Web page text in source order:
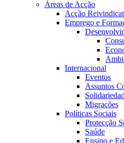
Áreas de Acção
Acção
Emprego e
Internacional
Eventos
Assuntos
Migrações
Políticas Sociais
Protecção
Saúde
Ensino e